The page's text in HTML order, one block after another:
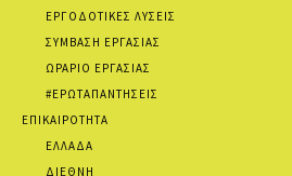
ΕΡΓΟΔΟΤΙΚΕΣ ΛΥΣΕΙΣ
ΣΥΜΒΑΣΗ ΕΡΓΑΣΙΑΣ
ΩΡΑΡΙΟ ΕΡΓΑΣΙΑΣ
#ΕΡΩΤΑΠΑΝΤΗΣΕΙΣ
ΕΠΙΚΑΙΡΟΤΗΤΑ
ΕΛΛΑΔΑ
ΔΙΕΘΝΗ